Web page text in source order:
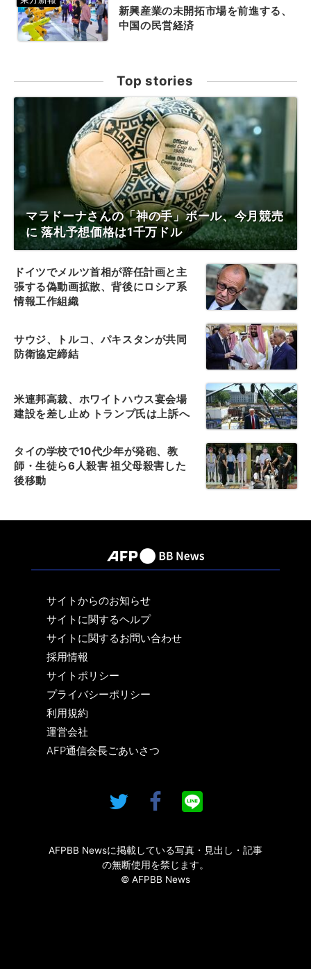
新興産業の未開拓市場を前進する、
中国の民営経済
Top stories
マラドーナさんの「神の手」ボール、今月競売
に 落札予想価格は1千万ドル
ドイツでメルツ首相が辞任計画と主
張する偽動画拡散、背後にロシア系
情報工作組織
サウジ、トルコ、パキスタンが共同
防衛協定締結
米連邦高裁、ホワイトハウス宴会場
建設を差し止め トランプ氏は上訴へ
タイの学校で10代少年が発砲、教
師・生徒ら6人殺害 祖父母殺害した
後移動
サイトからのお知らせ
サイトに関するヘルプ
サイトに関するお問い合わせ
採用情報
サイトポリシー
プライバシーポリシー
利用規約
運営会社
AFP通信会長ごあいさつ
AFPBB Newsに掲載している写真・見出し・記事
の無断使用を禁じます。
© AFPBB News